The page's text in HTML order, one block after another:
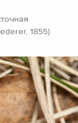
1855)